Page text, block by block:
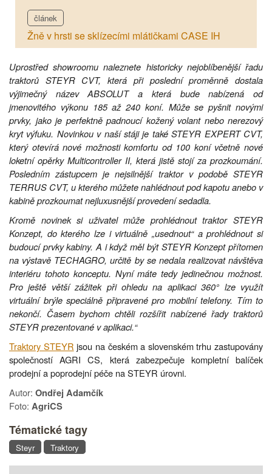
článek
Žně v hrsti se sklízecími mlátičkami CASE IH
Uprostřed showroomu naleznete historicky nejoblíbenější řadu
traktorů STEYR CVT, která při poslední proměnně dostala
výjimečný název ABSOLUT a která bude nabízená od
jmenovitého výkonu 185 až 240 koní. Může se pyšnit novými
prvky, jako je perfektně padnoucí kožený volant nebo nerezový
kryt výfuku. Novinkou v naší stáji je také STEYR EXPERT CVT,
který otevírá nové možnosti komfortu od 100 koní včetně nové
loketní opěrky Multicontroller II, která jistě stojí za prozkoumání.
Posledním zástupcem je nejsilnější traktor v podobě STEYR
TERRUS CVT, u kterého můžete nahlédnout pod kapotu anebo v
kabině prozkoumat nejluxusnější provedení sedadla.
Kromě novinek si uživatel může prohlédnout traktor STEYR
Konzept, do kterého lze i virtuálně „usednout“ a prohlédnout si
budoucí prvky kabiny. A i když měl být STEYR Konzept přítomen
na výstavě TECHAGRO, určitě by se nedala realizovat návštěva
interiéru tohoto konceptu. Nyní máte tedy jedinečnou možnost.
Pro ještě větší zážitek při ohledu na aplikaci 360° lze využít
virtuální brýle speciálně připravené pro mobilní telefony. Tím to
nekončí. Časem bychom chtěli rozšířit nabízené řady traktorů
STEYR prezentované v aplikaci.“
Traktory STEYR jsou na českém a slovenském trhu zastupovány
společností AGRI CS, která zabezpečuje kompletní balíček
prodejní a poprodejní péče na STEYR úrovni.
Autor: Ondřej Adamčík
Foto: AgriCS
Tématické tagy
Steyr Traktory